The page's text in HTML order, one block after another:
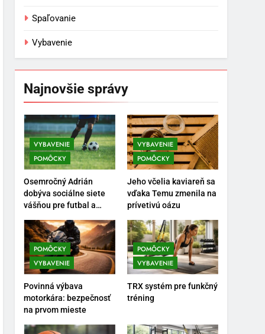
Spaľovanie
Vybavenie
Najnovšie správy
VYBAVENIE
POMÔCKY
Osemročný Adrián
dobýva sociálne siete
vášňou pre futbal a
vďaka produktom z
Temu
VYBAVENIE
POMÔCKY
Jeho včelia kaviareň sa
vďaka Temu zmenila na
prívetivú oázu
POMÔCKY
VYBAVENIE
Povinná výbava
motorkára: bezpečnosť
na prvom mieste
POMÔCKY
VYBAVENIE
TRX systém pre funkčný
tréning
5
Ako vybrať basketbalovú
loptu a obuv správne
POMÔCKY VYBAVENIE
6
Ako kombinovať rôzne
tréningové pomôcky
POMÔCKY VYBAVENIE
7
brucha